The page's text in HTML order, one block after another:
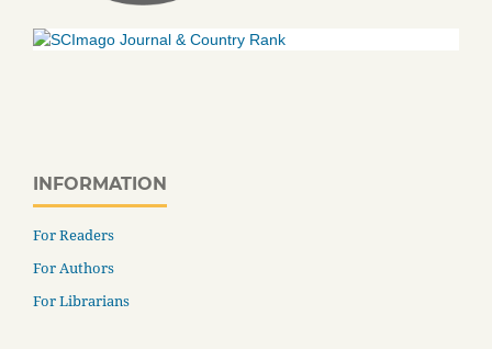
INFORMATION
For Readers
For Authors
For Librarians